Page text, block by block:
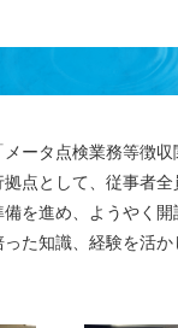
ータ点検業務等徴
点として、従事者
を進め、ようやく
た知識、経験を活